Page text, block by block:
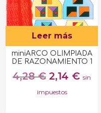
Leer más
miniARCO OLIMPIADA
DE RAZONAMIENTO 1
4,28€ El
precio
2,14 €El
sin
impuestos